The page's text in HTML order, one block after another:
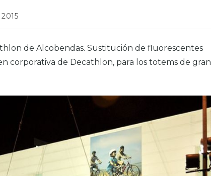
de Alcobendas. Sustitución de fluorescentes
corporativa de Decathlon, para los totems de gran